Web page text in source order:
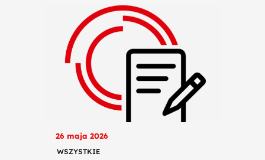
26 maja 2026
WSZYSTKIE